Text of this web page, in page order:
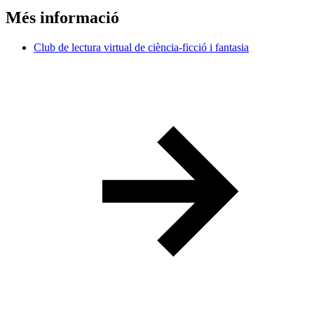
Més informació
Club de lectura virtual de ciència-ficció i fantasia